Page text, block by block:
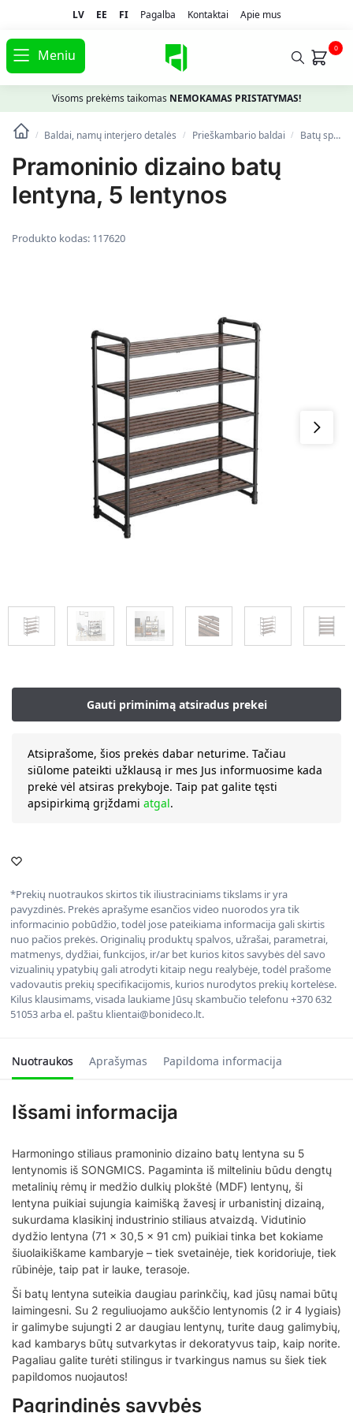
LV EE FI Pagalba Kontaktai Apie mus
Meniu 0
Visoms prekėms taikomas NEMOKAMAS PRISTATYMAS!
/ Baldai, namų interjero detalės / Prieškambario baldai / Batų spintelės, lentynos ir suolai
Pramoninio dizaino batų
lentyna, 5 lentynos
Produkto kodas: 117620
Atsiprašome, šios prekės dabar neturime. Tačiau
siūlome pateikti užklausą ir mes Jus informuosime kada
prekė vėl atsiras prekyboje. Taip pat galite tęsti
apsipirkimą grįždami atgal.
*Prekių nuotraukos skirtos tik iliustraciniams tikslams ir yra
pavyzdinės. Prekės aprašyme esančios video nuorodos yra tik
informacinio pobūdžio, todėl jose pateikiama informacija gali skirtis
nuo pačios prekės. Originalių produktų spalvos, užrašai, parametrai,
matmenys, dydžiai, funkcijos, ir/ar bet kurios kitos savybės dėl savo
vizualinių ypatybių gali atrodyti kitaip negu realybėje, todėl prašome
vadovautis prekių specifikacijomis, kurios nurodytos prekių kortelėse.
Kilus klausimams, visada laukiame Jūsų skambučio telefonu +370 632
51053 arba el. paštu klientai@bonideco.lt.
Nuotraukos Aprašymas Papildoma informacija
Išsami informacija
Harmoningo stiliaus pramoninio dizaino batų lentyna su 5
lentynomis iš SONGMICS. Pagaminta iš milteliniu būdu dengtų
metalinių rėmų ir medžio dulkių plokštė (MDF) lentynų, ši
lentyna puikiai sujungia kaimišką žavesį ir urbanistinį dizainą,
sukurdama klasikinį industrinio stiliaus atvaizdą. Vidutinio
dydžio lentyna (71 x 30,5 x 91 cm) puikiai tinka bet kokiame
šiuolaikiškame kambaryje – tiek svetainėje, tiek koridoriuje, tiek
rūbinėje, taip pat ir lauke, terasoje.
Ši batų lentyna suteikia daugiau parinkčių, kad jūsų namai būtų
laimingesni. Su 2 reguliuojamo aukščio lentynomis (2 ir 4 lygiais)
ir galimybe sujungti 2 ar daugiau lentynų, turite daug galimybių,
kad kambarys būtų sutvarkytas ir dekoratyvus taip, kaip norite.
Pagaliau galite turėti stilingus ir tvarkingus namus su šiek tiek
papildomos nuojautos!
Pagrindinės savybės